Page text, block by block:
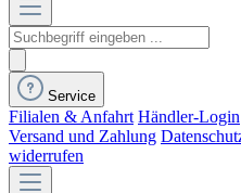
Service
Filialen & Anfahrt Händler-Login
Versand und Zahlung
widerrufen